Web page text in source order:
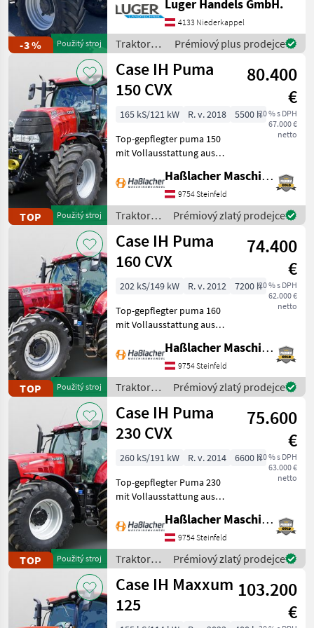
-3 % Použitý stroj
Druckluftbremse - EHR -
Fronthydraulik -
Frontzapfwelle - gefederte
Vorderachse - Getriebe:
Stufe
Luger Handels GmbH.
4133 Niederkappel
Traktory /
Case IH
Prémiový plus prodejce
TOP Použitý stroj
Case IH Puma
150 CVX
80.400
€
20 % s DPH
67.000 €
netto
165 kS/121 kW R. v. 2018
5500 h
Top-gepflegter puma 150
mit Vollausstattung aus
Lohnunternehmer – nur
am eigenen Betrieb
gelaufen. Durchgehend
gewartet, einsatzbereit,
aufbereitet
Haßlacher Maschinenhandel
9754 Steinfeld
Traktory /
Case IH
Prémiový zlatý prodejce
TOP Použitý stroj
Case IH Puma
160 CVX
74.400
€
20 % s DPH
62.000 €
netto
202 kS/149 kW R. v. 2012
7200 h
Top-gepflegter puma 160
mit Vollausstattung aus
Lohnunternehmer – nur
am eigenen Betrieb
gelaufen. Durchgehend
gewartet, einsatzbereit,
aufbereitet
Haßlacher Maschinenhandel
9754 Steinfeld
Traktory /
Case IH
Prémiový zlatý prodejce
TOP Použitý stroj
Case IH Puma
230 CVX
75.600
€
20 % s DPH
63.000 €
netto
260 kS/191 kW R. v. 2014
6600 h
Top-gepflegter Puma 230
mit Vollausstattung aus
Lohnunternehmer – nur
am eigenen Betrieb
gelaufen. Durchgehend
gewartet, einsatzbereit,
aufbereitet
Haßlacher Maschinenhandel
9754 Steinfeld
Traktory /
Case IH
Prémiový zlatý prodejce
Case IH Maxxum
125
103.200
€